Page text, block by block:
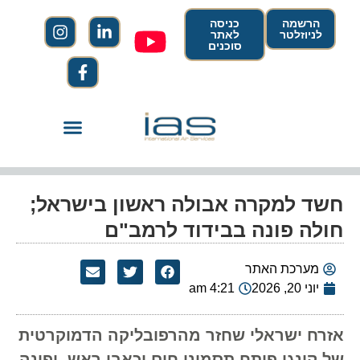
הרשמה
לניוזלטר
כניסה
לאתר
סוכנים
חשד למקרה אבולה ראשון בישראל;
חולה פונה בבידוד לרמב"ם
מערכת האתר
יוני 20, 2026
4:21 am
אזרח ישראלי שחזר מהרפובליקה הדמוקרטית